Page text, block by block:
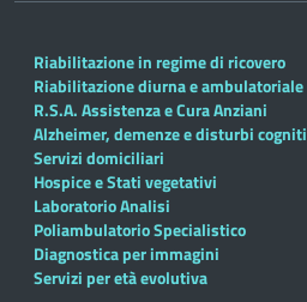
Riabilitazione in regime di ricovero
Riabilitazione diurna e ambulatoriale
R.S.A. Assistenza e Cura Anziani
Alzheimer, demenze e disturbi
Servizi domiciliari
Hospice e Stati vegetativi
Laboratorio Analisi
Poliambulatorio Specialistico
Diagnostica per immagini
Servizi per età evolutiva